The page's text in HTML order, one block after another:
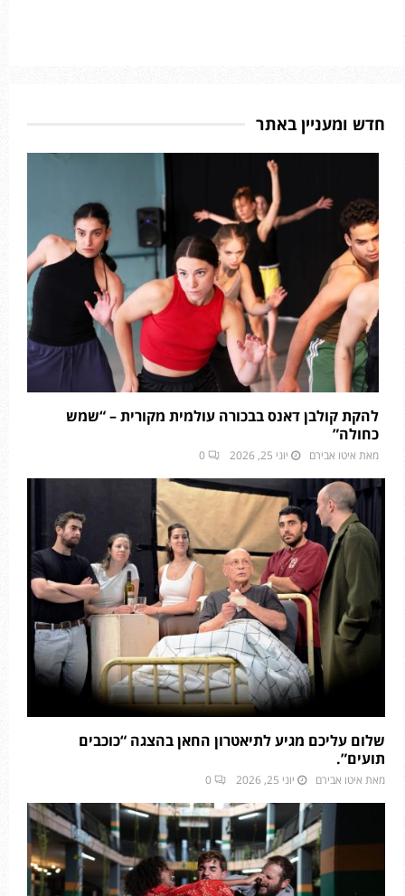
חדש ומעניין באתר
להקת קולבן דאנס בבכורה עולמית מקורית – “שמש
כחולה”
מאת איטו אבירם יוני 25, 2026 0
שלום עליכם מגיע לתיאטרון החאן בהצגה “כוכבים
תועים”.
מאת איטו אבירם יוני 25, 2026 0